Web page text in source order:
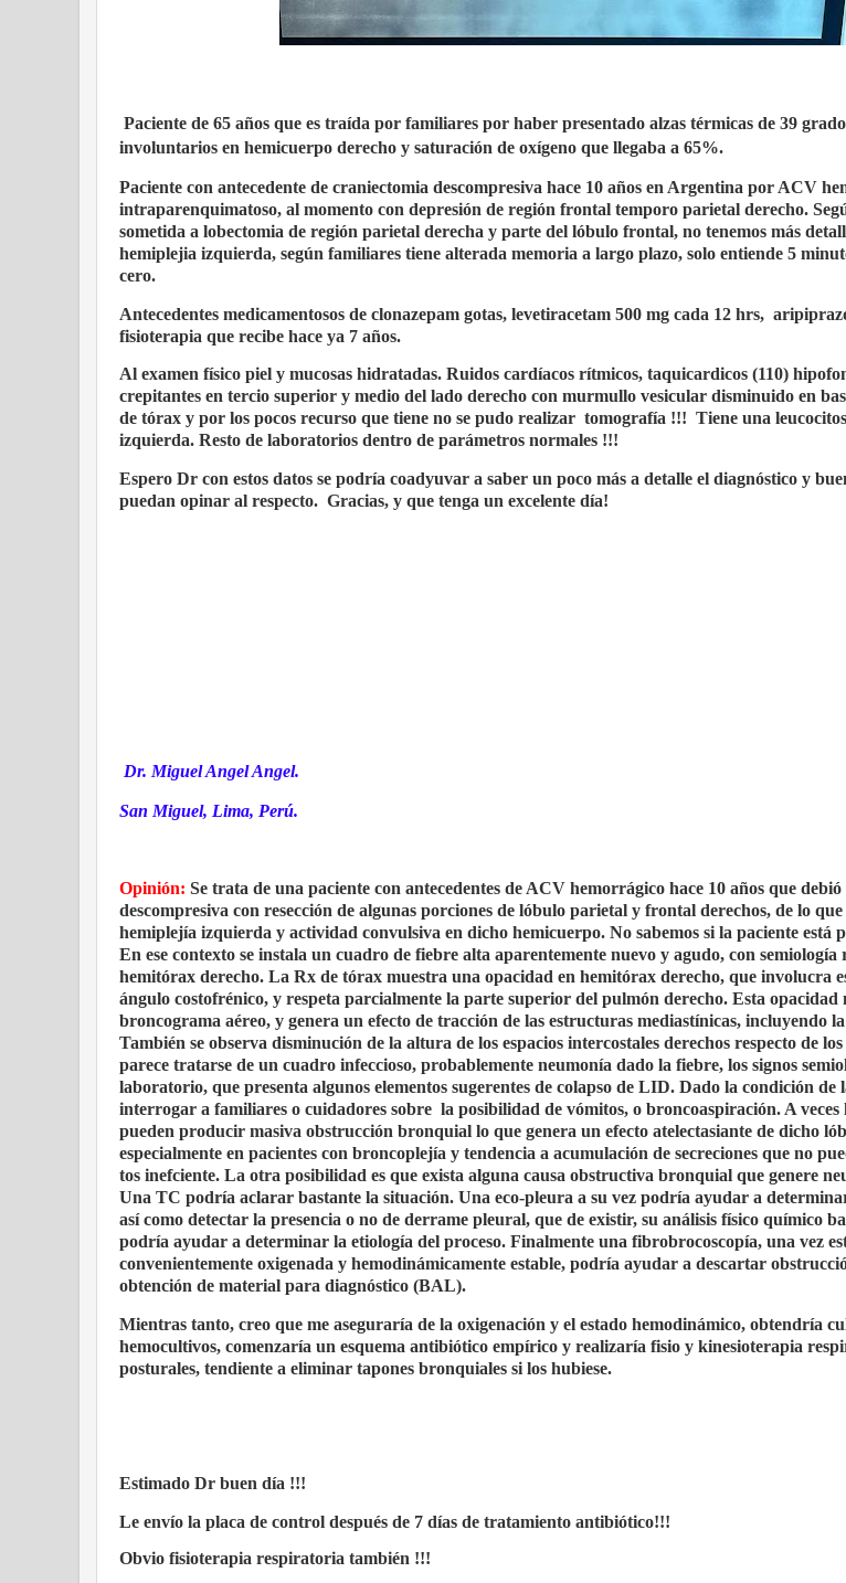
Paciente de 65 años que es traída por familiares por haber presentado alzas térmicas de 39
involuntarios en hemicuerpo derecho y saturación de oxígeno que llegaba a 65%.
Paciente con antecedente de craniectomia descompresiva hace 10 años en Argentina por ACV
intraparenquimatoso, al momento con depresión de región frontal temporo parietal derecho.
sometida a lobectomia de región parietal derecha y parte del lóbulo frontal, no tenemos más
hemiplejia izquierda, según familiares tiene alterada memoria a largo plazo, solo entiende 5
cero.
Antecedentes medicamentosos de clonazepam gotas, levetiracetam 500 mg cada 12 hrs,
fisioterapia que recibe hace ya 7 años.
Al examen físico piel y mucosas hidratadas. Ruidos cardíacos rítmicos, taquicardicos (110)
crepitantes en tercio superior y medio del lado derecho con murmullo vesicular disminuido en
de tórax y por los pocos recurso que tiene no se pudo realizar tomografía !!! Tiene una
izquierda. Resto de laboratorios dentro de parámetros normales !!!
Espero Dr con estos datos se podría coadyuvar a saber un poco más a detalle el diagnóstico y
puedan opinar al respecto. Gracias, y que tenga un excelente día!
Dr. Miguel Angel Angel.
San Miguel, Lima, Perú.
Opinión: Se trata de una paciente con antecedentes de ACV hemorrágico hace 10 años que
descompresiva con resección de algunas porciones de lóbulo parietal y frontal derechos, de lo que
hemiplejía izquierda y actividad convulsiva en dicho hemicuerpo. No sabemos si la paciente está
En ese contexto se instala un cuadro de fiebre alta aparentemente nuevo y agudo, con
hemitórax derecho. La Rx de tórax muestra una opacidad en hemitórax derecho, que involucra
ángulo costofrénico, y respeta parcialmente la parte superior del pulmón derecho. Esta opacidad
broncograma aéreo, y genera un efecto de tracción de las estructuras mediastínicas, incluyendo
También se observa disminución de la altura de los espacios intercostales derechos respecto de
parece tratarse de un cuadro infeccioso, probablemente neumonía dado la fiebre, los signos
laboratorio, que presenta algunos elementos sugerentes de colapso de LID. Dado la condición de
interrogar a familiares o cuidadores sobre la posibilidad de vómitos, o broncoaspiración. A veces
pueden producir masiva obstrucción bronquial lo que genera un efecto atelectasiante de dicho
especialmente en pacientes con broncoplejía y tendencia a acumulación de secreciones que no
tos inefciente. La otra posibilidad es que exista alguna causa obstructiva bronquial que genere
Una TC podría aclarar bastante la situación. Una eco-pleura a su vez podría ayudar a
así como detectar la presencia o no de derrame pleural, que de existir, su análisis físico químico
podría ayudar a determinar la etiología del proceso. Finalmente una fibrobrocoscopía, una vez
convenientemente oxigenada y hemodinámicamente estable, podría ayudar a descartar
obtención de material para diagnóstico (BAL).
Mientras tanto, creo que me aseguraría de la oxigenación y el estado hemodinámico, obtendría
hemocultivos, comenzaría un esquema antibiótico empírico y realizaría fisio y kinesioterapia
posturales, tendiente a eliminar tapones bronquiales si los hubiese.
Estimado Dr buen día !!!
Le envío la placa de control después de 7 días de tratamiento antibiótico!!!
Obvio fisioterapia respiratoria también !!!